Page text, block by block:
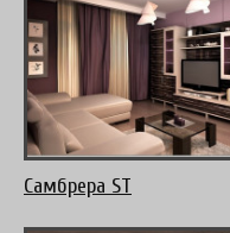
Самбрера ST